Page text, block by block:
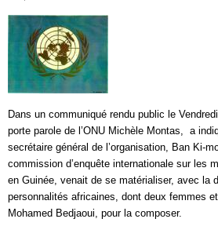
Dans un communiqué rendu public le
porte parole de l’ONU Michèle Montas, a
secrétaire général de l’organisation, Ban Ki-
commission d’enquête internationale sur les
en Guinée, venait de se matérialiser, avec la
personnalités africaines, dont deux femmes
Mohamed Bedjaoui, pour la composer.